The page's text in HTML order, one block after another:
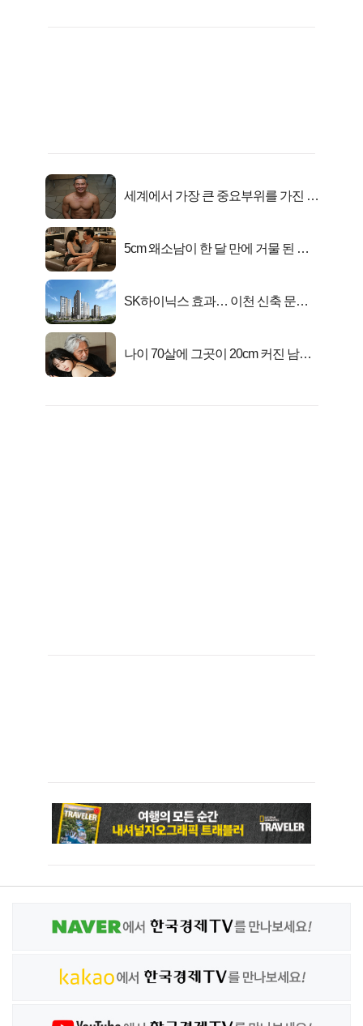
세계에서 가장 큰 중요부위를 가진 남
5cm 왜소남이 한 달 만에 거물 된 사
SK하이닉스 효과… 이천 신축 문의
나이 70살에 그곳이 20cm 커진 남자..